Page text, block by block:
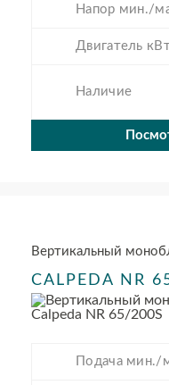
Напор мин./
Двигатель
Наличие
Вертикальный
CALPEDA NR
Подача мин./